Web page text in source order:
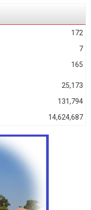
172
7
165
25,173
131,794
14,624,687